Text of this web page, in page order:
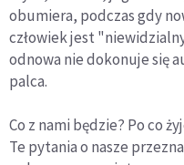
obumiera, podczas gdy
człowiek jest
odnowa nie dokonuje się
palca.
Co z nami będzie? Po co
Te pytania o nasze